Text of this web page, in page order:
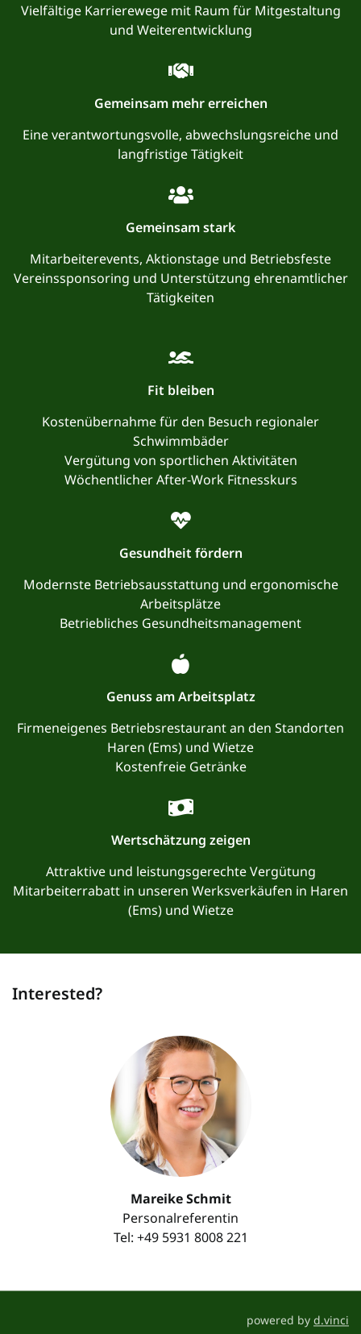
Vielfältige Karrierewege mit Raum für Mitgestaltung
und Weiterentwicklung
Gemeinsam mehr erreichen
Eine verantwortungsvolle, abwechslungsreiche und
langfristige Tätigkeit
Gemeinsam stark
Mitarbeiterevents, Aktionstage und Betriebsfeste
Vereinssponsoring und Unterstützung ehrenamtlicher
Tätigkeiten
Fit bleiben
Kostenübernahme für den Besuch regionaler
Schwimmbäder
Vergütung von sportlichen Aktivitäten
Wöchentlicher After-Work Fitnesskurs
Gesundheit fördern
Modernste Betriebsausstattung und ergonomische
Arbeitsplätze
Betriebliches Gesundheitsmanagement
Genuss am Arbeitsplatz
Firmeneigenes Betriebsrestaurant an den Standorten
Haren (Ems) und Wietze
Kostenfreie Getränke
Wertschätzung zeigen
Attraktive und leistungsgerechte Vergütung
Mitarbeiterrabatt in unseren Werksverkäufen in Haren
(Ems) und Wietze
Interested?
Mareike Schmit
Personalreferentin
Tel: +49 5931 8008 221
powered by d.vinci